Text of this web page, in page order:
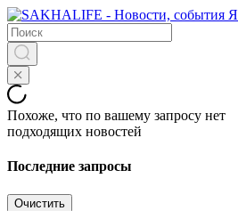
Похоже, что по вашему запросу нет
подходящих новостей
Последние запросы
Очистить